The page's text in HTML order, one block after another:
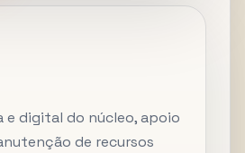
e digital do núcleo, apoio
de recursos